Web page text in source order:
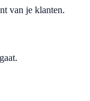
van je klanten.